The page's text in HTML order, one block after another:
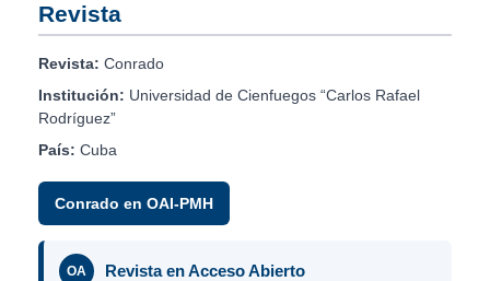
Revista
Revista: Conrado
Institución: Universidad de Cienfuegos “Carlos Rafael
Rodríguez”
País: Cuba
Conrado en OAI-PMH
OA Revista en Acceso Abierto